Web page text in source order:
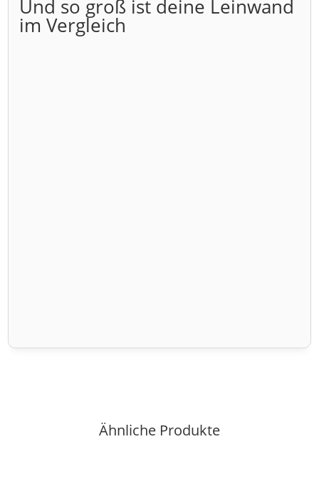
Und so groß ist deine Leinwand
im Vergleich
Ähnliche Produkte